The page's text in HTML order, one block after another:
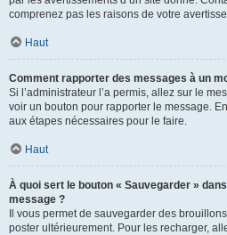
comprenez pas les raisons de votre
Haut
Comment rapporter des messages à un
Si l’administrateur l’a permis, allez sur le
voir un bouton pour rapporter le message.
aux étapes nécessaires pour le faire.
Haut
À quoi sert le bouton « Sauvegarder »
message ?
Il vous permet de sauvegarder des
poster ultérieurement. Pour les recharger,